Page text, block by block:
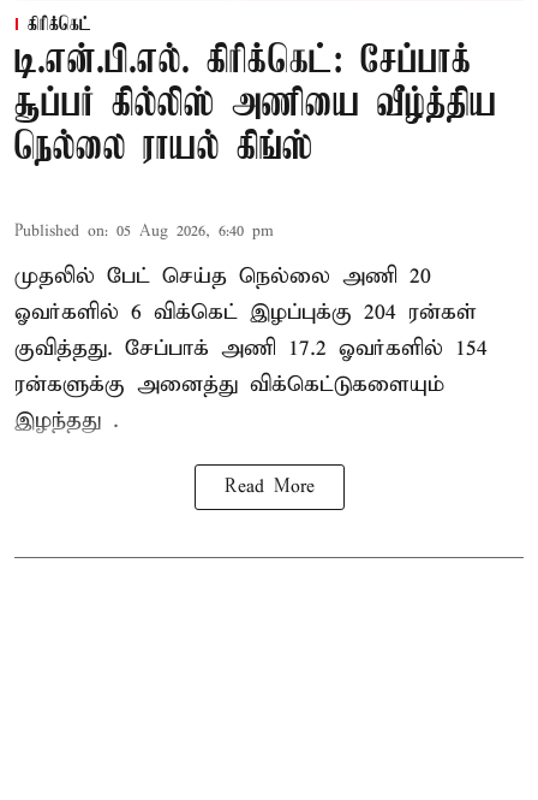
கிரிக்கெட்
டி.என்.பி.எல். கிரிக்கெட்: சேப்பாக்
சூப்பர் கில்லிஸ் அணியை வீழ்த்திய
நெல்லை ராயல் கிங்ஸ்
Published on: 05 Aug 2026, 6:40 pm
முதலில் பேட் செய்த நெல்லை அணி 20
ஓவர்களில் 6 விக்கெட் இழப்புக்கு 204 ரன்கள்
குவித்தது. சேப்பாக் அணி 17.2 ஓவர்களில் 154
ரன்களுக்கு அனைத்து விக்கெட்டுகளையும்
இழந்தது .
Read More